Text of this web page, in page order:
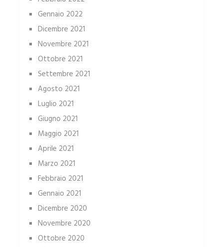
Gennaio 2022
Dicembre 2021
Novembre 2021
Ottobre 2021
Settembre 2021
Agosto 2021
Luglio 2021
Giugno 2021
Maggio 2021
Aprile 2021
Marzo 2021
Febbraio 2021
Gennaio 2021
Dicembre 2020
Novembre 2020
Ottobre 2020